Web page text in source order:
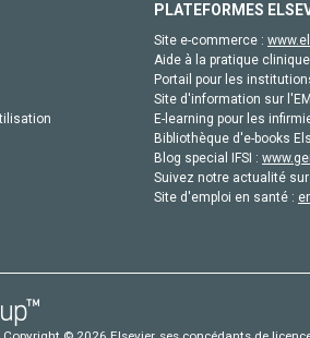
PLATEFORMES
Site e-commerce :
Aide à la pratique
Portail pour les
Site d'information sur
E-learning pour les
Bibliothèque d'e-books
Blog special IFSI :
Suivez notre actualité
Site d'emploi en santé :